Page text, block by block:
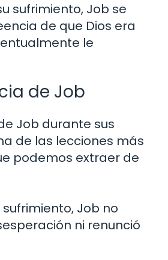
sufrimiento, Job se
de que Dios era
le
de Job
Job durante sus
de las lecciones más
podemos extraer de
Job no
ni renunció